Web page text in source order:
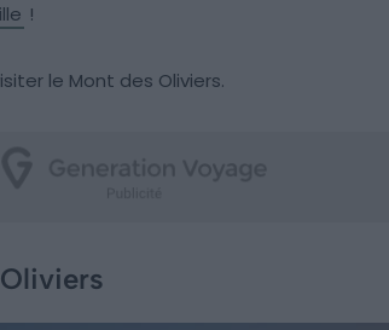
!
le Mont des Oliviers.